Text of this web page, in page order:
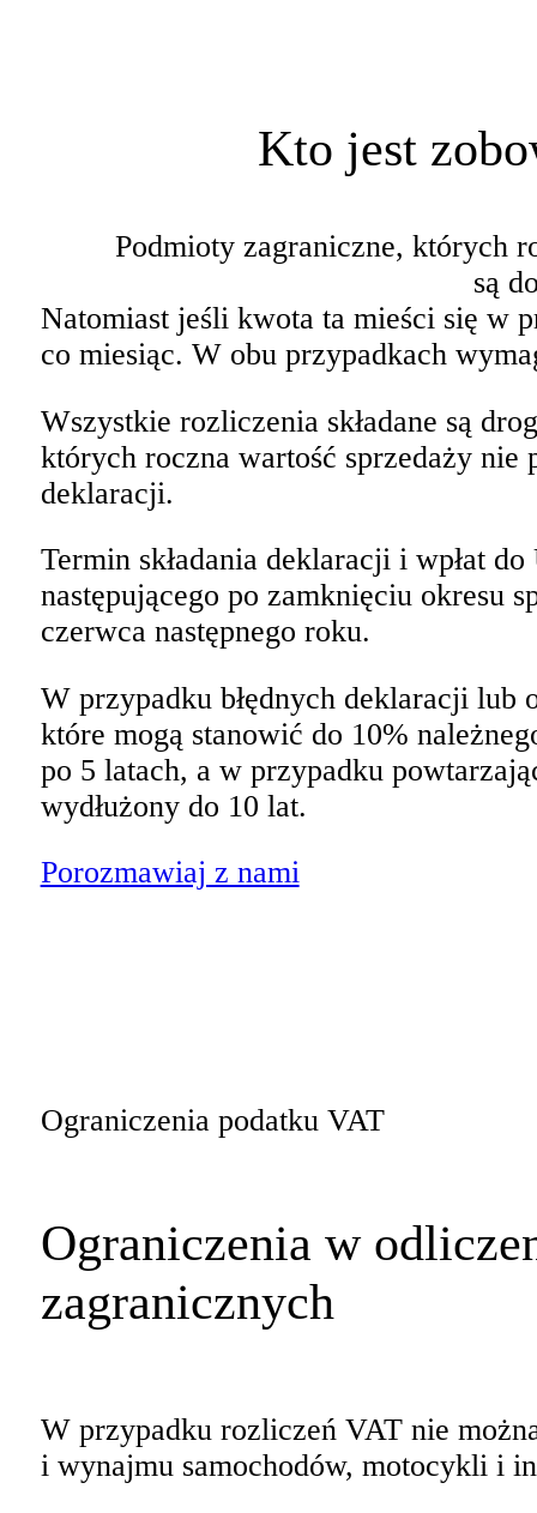
Kto jest
Podmioty zagraniczne, których
są
Natomiast jeśli kwota ta mieści się w
co miesiąc. W obu przypadkach
Wszystkie rozliczenia składane są
których roczna wartość sprzedaży nie
deklaracji.
Termin składania deklaracji i wpłat
następującego po zamknięciu okresu
czerwca następnego roku.
W przypadku błędnych deklaracji lub
które mogą stanowić do 10%
po 5 latach, a w przypadku
wydłużony do 10 lat.
Porozmawiaj z nami
Ograniczenia podatku VAT
Ograniczenia w
zagranicznych
W przypadku rozliczeń VAT nie
i wynajmu samochodów, motocykli i